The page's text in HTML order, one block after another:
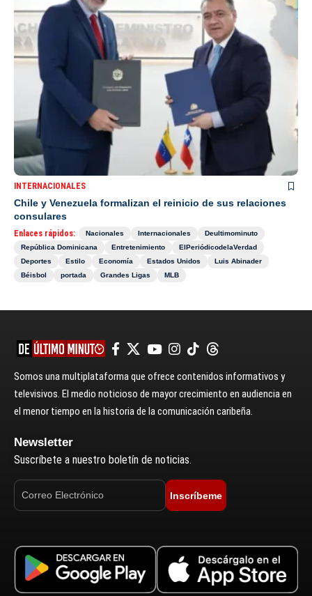
INTERNACIONALES
Chile y Venezuela formalizan el reinicio de sus relaciones
consulares
Enlaces rápidos: Nacionales Internacionales
Deultimominuto
República Dominicana
Entretenimiento
ElPeriódicodelaVerdad
Deportes
Estilo Economía Estados Unidos
Luis Abinader
Béisbol
portada Grandes Ligas MLB
Somos una multiplataforma que ofrece contenidos informativos y
televisivos. El medio noticioso de mayor crecimiento en audiencia en
el menor tiempo en la historia de la comunicación caribeña.
Newsletter
Suscríbete a nuestro boletín de noticias.
Inscríbeme